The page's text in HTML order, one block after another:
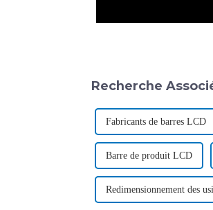
Recherche
Fabricants de barres LCD
Barre de produit LCD
Redimensionnement des